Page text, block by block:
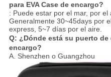
para EVA Case de encargo?
: Puede estar por el mar, por
Generalmente 30~45days por
express, 5~7 días por el aire.
Q: ¿Dónde está su puerto de
encargo?
A. Shenzhen o Guangzhou